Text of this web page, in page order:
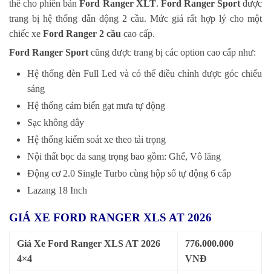
thế cho phiên bảnFord Ranger XLT. Ford Ranger Sportđược
trang bị hệ thống dẫn động 2 cầu. Mức giá rất hợp lý cho một
chiếc xe Ford Ranger 2 cầu cao cấp.
Ford Ranger Sport cũng được trang bị các option cao cấp như:
Hệ thống đèn Full Led và có thể điều chỉnh được góc chiếu
sáng
Hệ thống cảm biến gạt mưa tự động
Sạc không dây
Hệ thống kiểm soát xe theo tải trọng
Nội thất bọc da sang trọng bao gồm: Ghế, Vô lăng
Động cơ 2.0 Single Turbo cùng hộp số tự động 6 cấp
Lazang 18 Inch
GIÁ XE FORD RANGER XLS AT 2026
Giá Xe Ford Ranger XLS AT 2026
4×4
776.000.000
VNĐ